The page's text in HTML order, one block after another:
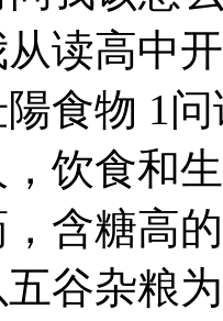
读高中
食物 1
饮食和
含糖高
谷杂粮